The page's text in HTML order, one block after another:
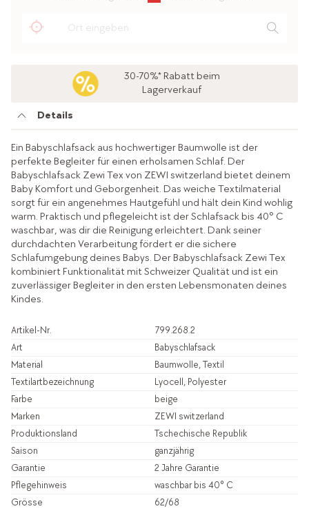
30-70%* Rabatt beim
Lagerverkauf
Details
Ein Babyschlafsack aus hochwertiger Baumwolle ist der
perfekte Begleiter für einen erholsamen Schlaf. Der
Babyschlafsack Zewi Tex von ZEWI switzerland bietet deinem
Baby Komfort und Geborgenheit. Das weiche Textilmaterial
sorgt für ein angenehmes Hautgefühl und hält dein Kind wohlig
warm. Praktisch und pflegeleicht ist der Schlafsack bis 40° C
waschbar, was dir die Reinigung erleichtert. Dank seiner
durchdachten Verarbeitung fördert er die sichere
Schlafumgebung deines Babys. Der Babyschlafsack Zewi Tex
kombiniert Funktionalität mit Schweizer Qualität und ist ein
zuverlässiger Begleiter in den ersten Lebensmonaten deines
Kindes.
Artikel-Nr.
799.268.2
Art
Babyschlafsack
Material
Baumwolle, Textil
Textilartbezeichnung
Lyocell, Polyester
Farbe
beige
Marken
ZEWI switzerland
Produktionsland
Tschechische Republik
Saison
ganzjährig
Garantie
2 Jahre Garantie
Pflegehinweis
waschbar bis 40° C
Grösse
62/68